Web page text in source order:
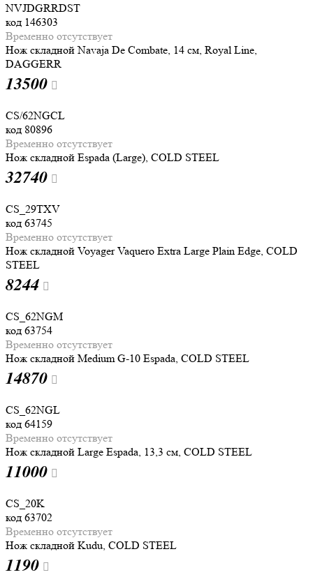
NVJDGRRDST
код 146303
Временно отсутствует
Нож складной Navaja De Combate, 14 см, Royal Line,
DAGGERR
13500
CS/62NGCL
код 80896
Временно отсутствует
Нож складной Espada (Large), COLD STEEL
32740
CS_29TXV
код 63745
Временно отсутствует
Нож складной Voyager Vaquero Extra Large Plain Edge, COLD
STEEL
8244
CS_62NGM
код 63754
Временно отсутствует
Нож складной Medium G-10 Espada, COLD STEEL
14870
CS_62NGL
код 64159
Временно отсутствует
Нож складной Large Espada, 13,3 см, COLD STEEL
11000
CS_20K
код 63702
Временно отсутствует
Нож складной Kudu, COLD STEEL
1190